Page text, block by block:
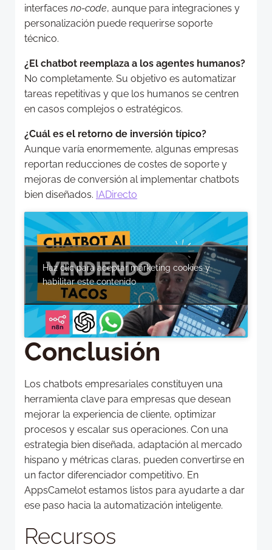
interfaces no-code, aunque para integraciones y
personalización puede requerirse soporte
técnico.
¿El chatbot reemplaza a los agentes humanos?
No completamente. Su objetivo es automatizar
tareas repetitivas y que los humanos se centren
en casos complejos o estratégicos.
¿Cuál es el retorno de inversión típico?
Aunque varía enormemente, algunas empresas
reportan reducciones de costes de soporte y
mejoras de conversión al implementar chatbots
bien diseñados. IADirecto
Haz clic para aceptar márketing cookies y
habilitar este contenido
Conclusión
Los chatbots empresariales constituyen una
herramienta clave para empresas que desean
mejorar la experiencia de cliente, optimizar
procesos y escalar sus operaciones. Con una
estrategia bien diseñada, adaptación al mercado
hispano y métricas claras, pueden convertirse en
un factor diferenciador competitivo. En
AppsCamelot estamos listos para ayudarte a dar
ese paso hacia la automatización inteligente.
Recursos